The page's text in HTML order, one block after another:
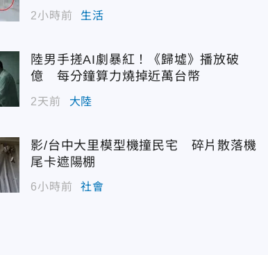
2小時前 生活
陸男手搓AI劇暴紅！《歸墟》播放破
億 每分鐘算力燒掉近萬台幣
2天前 大陸
影/台中大里模型機撞民宅 碎片散落機
尾卡遮陽棚
6小時前 社會